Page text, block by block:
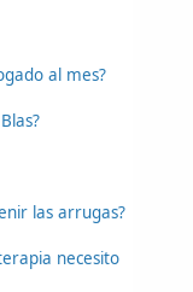
al mes?
las arrugas?
necesito